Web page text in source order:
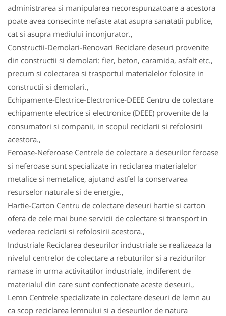
administrarea si manipularea necorespunzatoare a acestora
poate avea consecinte nefaste atat asupra sanatatii publice,
cat si asupra mediului inconjurator.,
Constructii-Demolari-Renovari Reciclare deseuri provenite
din constructii si demolari: fier, beton, caramida, asfalt etc.,
precum si colectarea si trasportul materialelor folosite in
constructii si demolari.,
Echipamente-Electrice-Electronice-DEEE Centru de colectare
echipamente electrice si electronice (DEEE) provenite de la
consumatori si companii, in scopul reciclarii si refolosirii
acestora.,
Feroase-Neferoase Centrele de colectare a deseurilor feroase
si neferoase sunt specializate in reciclarea materialelor
metalice si nemetalice, ajutand astfel la conservarea
resurselor naturale si de energie.,
Hartie-Carton Centru de colectare deseuri hartie si carton
ofera de cele mai bune servicii de colectare si transport in
vederea reciclarii si refolosirii acestora.,
Industriale Reciclarea deseurilor industriale se realizeaza la
nivelul centrelor de colectare a rebuturilor si a rezidurilor
ramase in urma activitatilor industriale, indiferent de
materialul din care sunt confectionate aceste deseuri.,
Lemn Centrele specializate in colectare deseuri de lemn au
ca scop reciclarea lemnului si a deseurilor de natura